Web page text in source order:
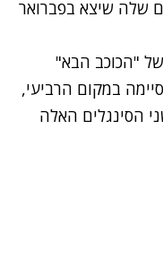
שלה שיצא בפברואר
"הכוכב הבא"
עד לשלב הגמר וסיימה במקום הרביעי,
הסינגלים האלה